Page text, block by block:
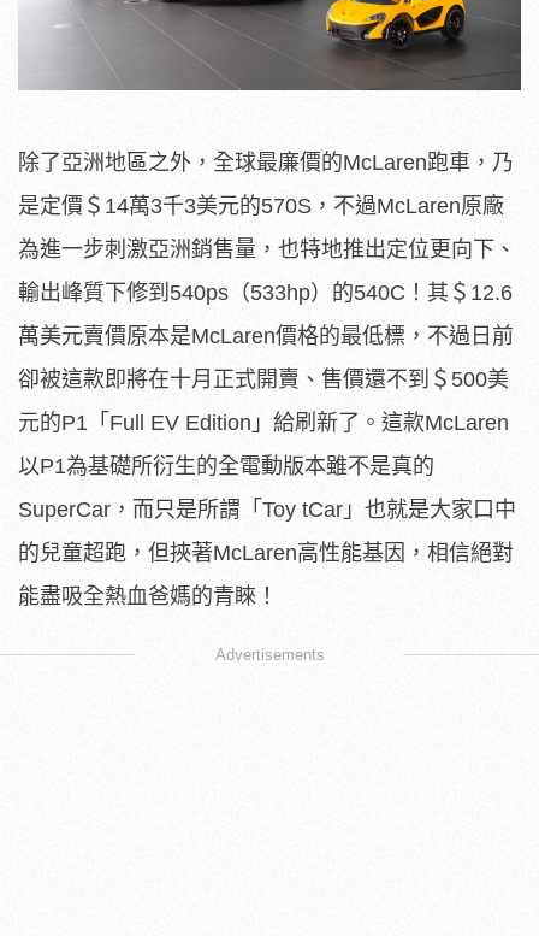
除了亞洲地區之外，全球最廉價的McLaren跑車，乃
是定價＄14萬3千3美元的570S，不過McLaren原廠
為進一步刺激亞洲銷售量，也特地推出定位更向下、
輸出峰質下修到540ps（533hp）的540C！其＄12.6
萬美元賣價原本是McLaren價格的最低標，不過日前
卻被這款即將在十月正式開賣、售價還不到＄500美
元的P1「Full EV Edition」給刷新了。這款McLaren
以P1為基礎所衍生的全電動版本雖不是真的
SuperCar，而只是所謂「Toy tCar」也就是大家口中
的兒童超跑，但挾著McLaren高性能基因，相信絕對
能盡吸全熱血爸媽的青睞！
Advertisements